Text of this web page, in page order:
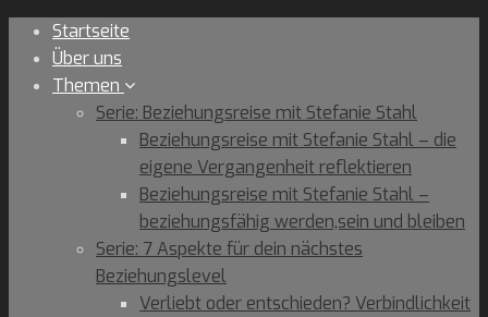
Skip
content
Startseite
Über uns
Themen
Serie: Beziehungsreise mit Stefanie Stahl
Beziehungsreise mit Stefanie Stahl – die
eigene Vergangenheit reflektieren
Beziehungsreise mit Stefanie Stahl –
beziehungsfähig werden,sein und bleiben
Serie: 7 Aspekte für dein nächstes
Beziehungslevel
Verliebt oder entschieden? Verbindlichkeit